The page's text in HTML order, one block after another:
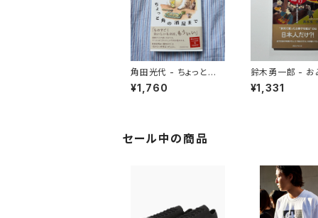
角田光代 - ちょっと角
の酒屋まで
¥1,760
鈴木勇一郎 - お
と鉄道 「名物」が語る日
本近代史
¥1,331
セール中の商品